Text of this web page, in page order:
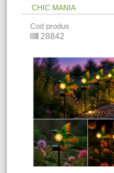
CHIC MANIA
Cod produs
28842